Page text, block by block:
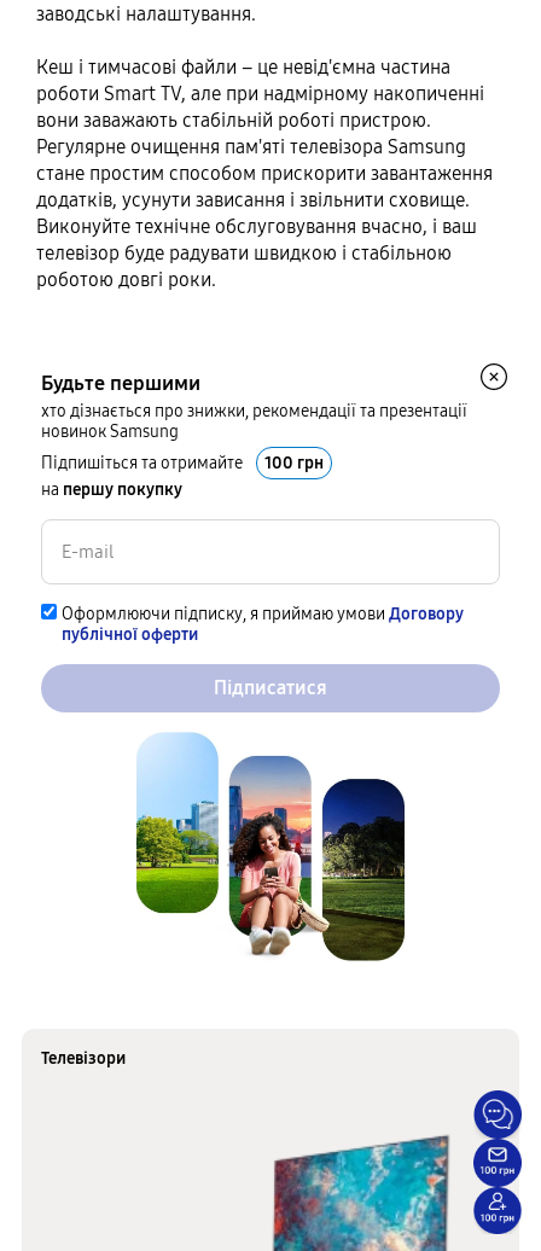
заводські налаштування.
Кеш і тимчасові файли – це невід'ємна частина
роботи Smart TV, але при надмірному накопиченні
вони заважають стабільній роботі пристрою.
Регулярне очищення пам'яті телевізора Samsung
стане простим способом прискорити завантаження
додатків, усунути зависання і звільнити сховище.
Виконуйте технічне обслуговування вчасно, і ваш
телевізор буде радувати швидкою і стабільною
роботою довгі роки.
Будьте першими
хто дізнається про знижки, рекомендації та презентації
новинок Samsung
Підпишіться та отримайте
100 грн
на першу покупку
Оформлюючи підписку, я приймаю умови Договору
публічної оферти
Підписатися
Телевізори